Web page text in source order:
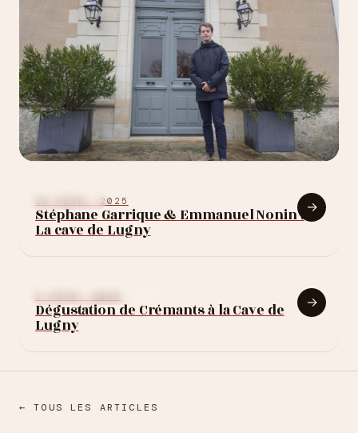
Château Haut Bailly :
la découverte
23 FÉVR. 2025
Stéphane Garrique & Emmanuel Nonin :
La cave de Lugny
→
3 FÉVR. 2025
Dégustation de Crémants à la Cave de
Lugny
→
← TOUS LES ARTICLES